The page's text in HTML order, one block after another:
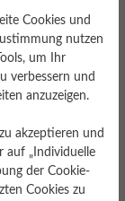
Cookies und
nutzen
um Ihr
verbessern und
anzuzeigen.
akzeptieren und
auf „Individuelle
der Cookie-
Cookies zu